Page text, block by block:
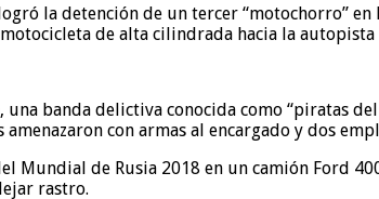
la detención de un tercer “motochorro”
de alta cilindrada hacia la autopista
banda delictiva conocida como “piratas
con armas al encargado y dos
de Rusia 2018 en un camión Ford
rastro.